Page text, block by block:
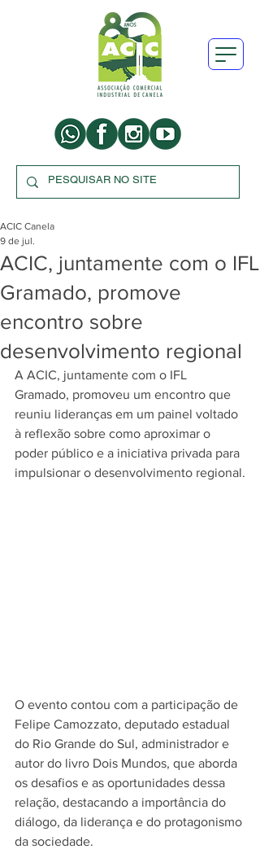
ACIC, juntamente com o IFL
Gramado, promove
encontro sobre
desenvolvimento regional
ACIC Canela
9 de jul.
A ACIC, juntamente com o IFL
Gramado, promoveu um encontro que
reuniu lideranças em um painel voltado
à reflexão sobre como aproximar o
poder público e a iniciativa privada para
impulsionar o desenvolvimento regional.
O evento contou com a participação de
Felipe Camozzato, deputado estadual
do Rio Grande do Sul, administrador e
autor do livro Dois Mundos, que aborda
os desafios e as oportunidades dessa
relação, destacando a importância do
diálogo, da liderança e do protagonismo
da sociedade.